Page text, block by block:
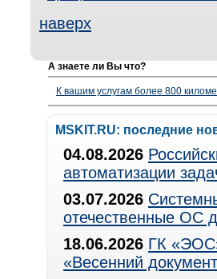
наверх
А знаете ли Вы что?
К вашим услугам более 800
MSKIT.RU: последние
04.08.2026
автоматизации
03.07.2026
отечественные ОС
18.06.2026 ГК
«Весенний